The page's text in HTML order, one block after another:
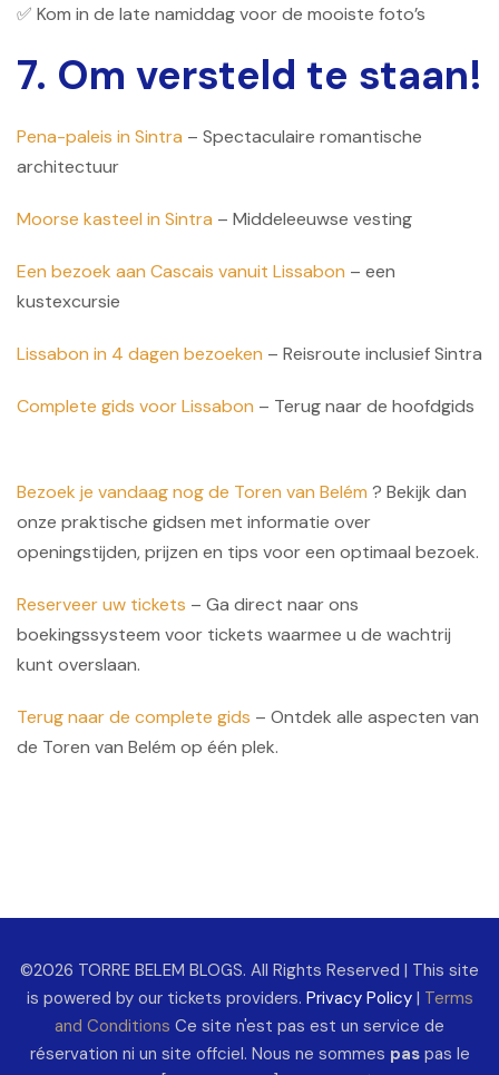
✅ Kom in de late namiddag voor de mooiste foto’s
7. Om versteld te staan!
Pena-paleis in Sintra – Spectaculaire romantische
architectuur
Moorse kasteel in Sintra – Middeleeuwse vesting
Een bezoek aan Cascais vanuit Lissabon – een
kustexcursie
Lissabon in 4 dagen bezoeken – Reisroute inclusief Sintra
Complete gids voor Lissabon – Terug naar de hoofdgids
Bezoek je vandaag nog de Toren van Belém ? Bekijk dan
onze praktische gidsen met informatie over
openingstijden, prijzen en tips voor een optimaal bezoek.
Reserveer uw tickets – Ga direct naar ons
boekingssysteem voor tickets waarmee u de wachtrij
kunt overslaan.
Terug naar de complete gids – Ontdek alle aspecten van
de Toren van Belém op één plek.
©2026 TORRE BELEM BLOGS. All Rights Reserved | This site
is powered by our tickets providers. Privacy Policy| Terms
and Conditions Ce site n'est pas est un service de
réservation ni un site offciel. Nous ne sommes paspas le